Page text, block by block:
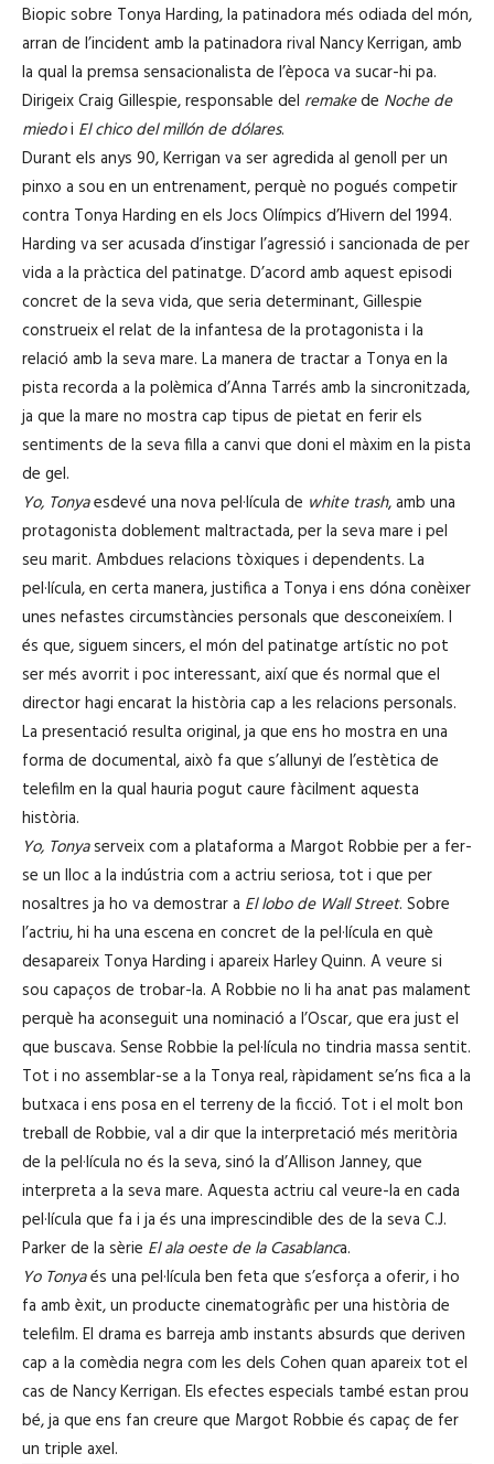
Biopic sobre Tonya Harding, la patinadora més odiada del món,
arran de l’incident amb la patinadora rival Nancy Kerrigan, amb
la qual la premsa sensacionalista de l’època va sucar-hi pa.
Dirigeix Craig Gillespie, responsable del remakede Noche de
miedoi El chico del millón de dólares.
Durant els anys 90, Kerrigan va ser agredida al genoll per un
pinxo a sou en un entrenament, perquè no pogués competir
contra Tonya Harding en els Jocs Olímpics d’Hivern del 1994.
Harding va ser acusada d’instigar l’agressió i sancionada de per
vida a la pràctica del patinatge. D’acord amb aquest episodi
concret de la seva vida, que seria determinant, Gillespie
construeix el relat de la infantesa de la protagonista i la
relació amb la seva mare. La manera de tractar a Tonya en la
pista recorda a la polèmica d’Anna Tarrés amb la sincronitzada,
ja que la mare no mostra cap tipus de pietat en ferir els
sentiments de la seva filla a canvi que doni el màxim en la pista
de gel.
Yo, Tonyaesdevé una nova pel·lícula de white trash, amb una
protagonista doblement maltractada, per la seva mare i pel
seu marit. Ambdues relacions tòxiques i dependents. La
pel·lícula, en certa manera, justifica a Tonya i ens dóna conèixer
unes nefastes circumstàncies personals que desconeixíem. I
és que, siguem sincers, el món del patinatge artístic no pot
ser més avorrit i poc interessant, així que és normal que el
director hagi encarat la història cap a les relacions personals.
La presentació resulta original, ja que ens ho mostra en una
forma de documental, això fa que s’allunyi de l’estètica de
telefilm en la qual hauria pogut caure fàcilment aquesta
història.
Yo, Tonyaserveix com a plataforma a Margot Robbie per a fer-
se un lloc a la indústria com a actriu seriosa, tot i que per
nosaltres ja ho va demostrar a El lobo de Wall Street. Sobre
l’actriu, hi ha una escena en concret de la pel·lícula en què
desapareix Tonya Harding i apareix Harley Quinn. A veure si
sou capaços de trobar-la. A Robbie no li ha anat pas malament
perquè ha aconseguit una nominació a l’Oscar, que era just el
que buscava. Sense Robbie la pel·lícula no tindria massa sentit.
Tot i no assemblar-se a la Tonya real, ràpidament se’ns fica a la
butxaca i ens posa en el terreny de la ficció. Tot i el molt bon
treball de Robbie, val a dir que la interpretació més meritòria
de la pel·lícula no és la seva, sinó la d’Allison Janney, que
interpreta a la seva mare. Aquesta actriu cal veure-la en cada
pel·lícula que fa i ja és una imprescindible des de la seva C.J.
Parker de la sèrie El ala oeste de la Casablanca.
Yo Tonyaés una pel·lícula ben feta que s’esforça a oferir, i ho
fa amb èxit, un producte cinematogràfic per una història de
telefilm. El drama es barreja amb instants absurds que deriven
cap a la comèdia negra com les dels Cohen quan apareix tot el
cas de Nancy Kerrigan. Els efectes especials també estan prou
bé, ja que ens fan creure que Margot Robbie és capaç de fer
un triple axel.